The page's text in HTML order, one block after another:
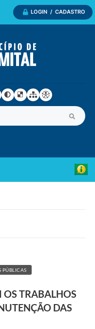
LOGIN / CADASTRO
PÚBLICAS
OS TRABALHOS
DAS